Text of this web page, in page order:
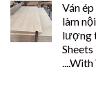
Ván
làm
lượng